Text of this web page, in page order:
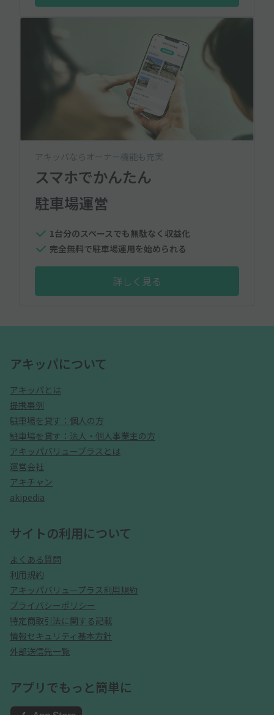
アキッパならオーナー機能も充実
スマホでかんたん
駐車場運営
1台分のスペースでも無駄なく収益化
完全無料で駐車場運用を始められる
詳しく見る
アキッパについて
アキッパとは
提携事例
駐車場を貸す：個人の方
駐車場を貸す：法人・個人事業主の方
アキッパバリュープラスとは
運営会社
アキチャン
akipedia
サイトの利用について
よくある質問
利用規約
アキッパバリュープラス利用規約
プライバシーポリシー
特定商取引法に関する記載
情報セキュリティ基本方針
外部送信先一覧
アプリでもっと簡単に